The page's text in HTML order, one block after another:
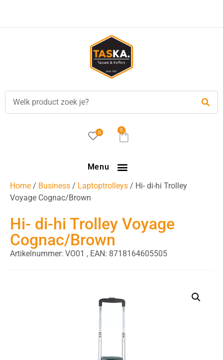
0 0
Menu
Home / Business / Laptoptrolleys / Hi- di-hi Trolley
Voyage Cognac/Brown
Hi- di-hi Trolley Voyage
Cognac/Brown
Artikelnummer: VO01 , EAN: 8718164605505